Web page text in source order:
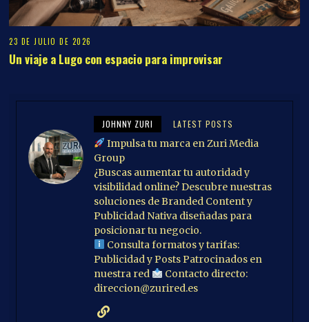
visibilidad online? Descubre nuestras
soluciones de Branded Content y
Consulta formatos y tarifas:
DEJA UNA RESPUESTA
Lo siento, debes estarconectado para publicar un